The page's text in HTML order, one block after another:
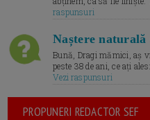
raspunsuri
Naștere naturală
Bună, Dragi mămici, aș
peste 38 de ani, ce ați
Vezi raspunsuri
PROPUNERI REDACTOR SEF